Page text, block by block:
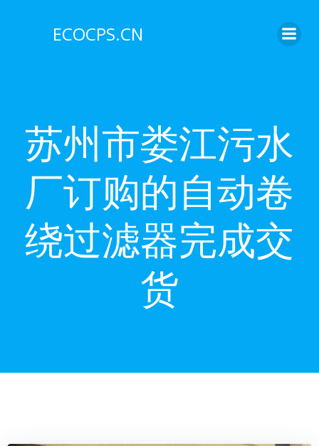
ECOCPS.CN
苏州市娄江污水
厂订购的自动卷
绕过滤器完成交
货